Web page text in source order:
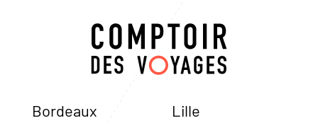
Bordeaux Lille